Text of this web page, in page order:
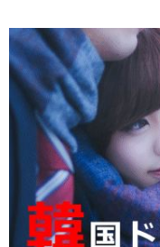
ユン・ギュンサ
ョンら同僚芸能人から
キム・レウォン
キングを一部公開（
「まず熱く掃除
復…痩せたのはソン・
【裏芸能】キム
キム・ユジョン
いでしょ？” Big News
キム・ユジョン
定…“台本を見た瞬間
幻の王女チャミ
YUCHUN ♥